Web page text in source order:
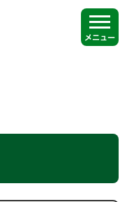
メニュー